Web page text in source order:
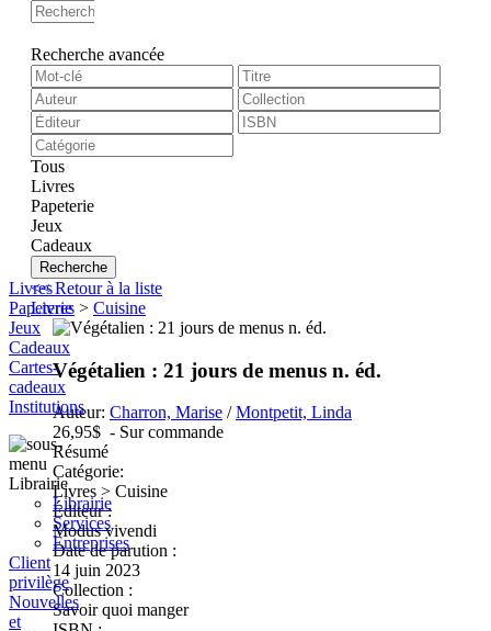
Recherche avancée
Tous
Livres
Papeterie
Jeux
Cadeaux
Recherche
Livres
Papeterie
Jeux
Cadeaux
Cartes-
cadeaux
Institutions
Librairie
Librairie
Services
Entreprises
Client
privilège
Nouvelles
et
<< Retour à la liste
Livres > Cuisine
Végétalien : 21 jours de menus n. éd.
Auteur: Charron, Marise /Montpetit, Linda
26,95$ - Sur commande
Résumé
Catégorie:
Livres > Cuisine
Éditeur :
Modus vivendi
Date de parution :
14 juin 2023
Collection :
Savoir quoi manger